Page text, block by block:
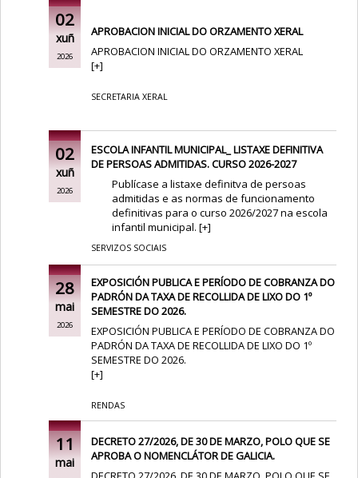
02
xuñ
2026
APROBACION INICIAL DO ORZAMENTO XERAL
APROBACION INICIAL DO ORZAMENTO XERAL
[+]
SECRETARIA XERAL
02
xuñ
2026
ESCOLA INFANTIL MUNICIPAL_ LISTAXE DEFINITIVA
DE PERSOAS ADMITIDAS. CURSO 2026-2027
Publícase a listaxe definitva de persoas
admitidas e as normas de funcionamento
definitivas para o curso 2026/2027 na escola
infantil municipal. [+]
SERVIZOS SOCIAIS
28
mai
2026
EXPOSICIÓN PUBLICA E PERÍODO DE COBRANZA DO
PADRÓN DA TAXA DE RECOLLIDA DE LIXO DO 1º
SEMESTRE DO 2026.
EXPOSICIÓN PUBLICA E PERÍODO DE COBRANZA DO
PADRÓN DA TAXA DE RECOLLIDA DE LIXO DO 1º
SEMESTRE DO 2026.
[+]
RENDAS
11
mai
DECRETO 27/2026, DE 30 DE MARZO, POLO QUE SE
APROBA O NOMENCLÁTOR DE GALICIA.